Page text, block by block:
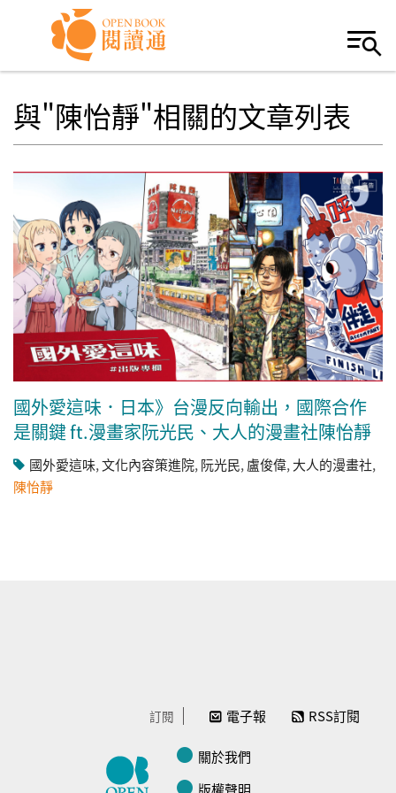
Skip to navigation
移至主內容
與"陳怡靜"相關的文章列表
國外愛這味．日本》台漫反向輸出，國際合作
是關鍵 ft.漫畫家阮光民、大人的漫畫社陳怡靜
國外愛這味,文化內容策進院, 阮光民, 盧俊偉, 大人的漫畫社,
陳怡靜
訂閱 電子報 RSS訂閱
關於我們
版權聲明